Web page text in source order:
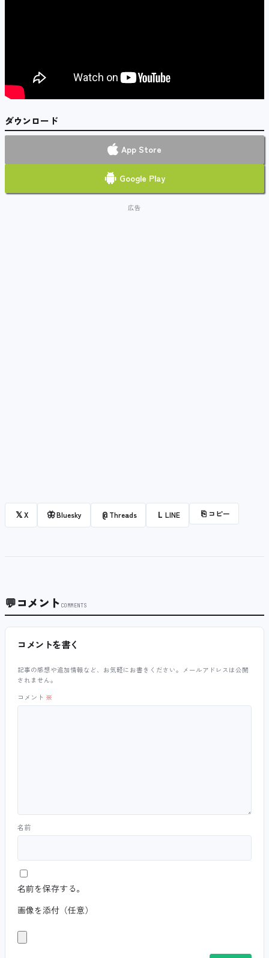
ダウンロード
App Store
Google Play
𝕏X 🦋Bluesky @ Threads L LINE ⎘ コピー
💬コメント COMMENTS
コメントを書く
記事の感想や追加情報など、お気軽にお書きください。メールアドレスは公開
されません。
コメント ※
名前
名前を保存する。
画像を添付（任意）